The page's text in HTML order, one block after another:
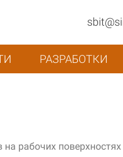
РАЗРАБОТКИ
рабочих